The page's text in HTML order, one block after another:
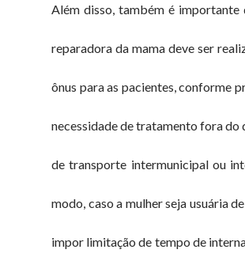
Além disso, também é importante
reparadora da mama deve ser
ônus para as pacientes, conforme
necessidade de tratamento fora do
de transporte intermunicipal ou
modo, caso a mulher seja usuária
impor limitação de tempo de